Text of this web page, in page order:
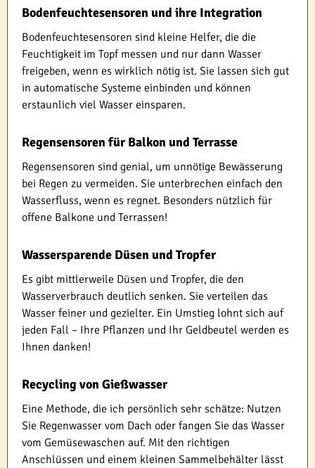
Bodenfeuchtesensoren und ihre Integration
Bodenfeuchtesensoren sind kleine Helfer, die die
Feuchtigkeit im Topf messen und nur dann Wasser
freigeben, wenn es wirklich nötig ist. Sie lassen sich gut
in automatische Systeme einbinden und können
erstaunlich viel Wasser einsparen.
Regensensoren für Balkon und Terrasse
Regensensoren sind genial, um unnötige Bewässerung
bei Regen zu vermeiden. Sie unterbrechen einfach den
Wasserfluss, wenn es regnet. Besonders nützlich für
offene Balkone und Terrassen!
Wassersparende Düsen und Tropfer
Es gibt mittlerweile Düsen und Tropfer, die den
Wasserverbrauch deutlich senken. Sie verteilen das
Wasser feiner und gezielter. Ein Umstieg lohnt sich auf
jeden Fall – Ihre Pflanzen und Ihr Geldbeutel werden es
Ihnen danken!
Recycling von Gießwasser
Eine Methode, die ich persönlich sehr schätze: Nutzen
Sie Regenwasser vom Dach oder fangen Sie das Wasser
vom Gemüsewaschen auf. Mit den richtigen
Anschlüssen und einem kleinen Sammelbehälter lässt